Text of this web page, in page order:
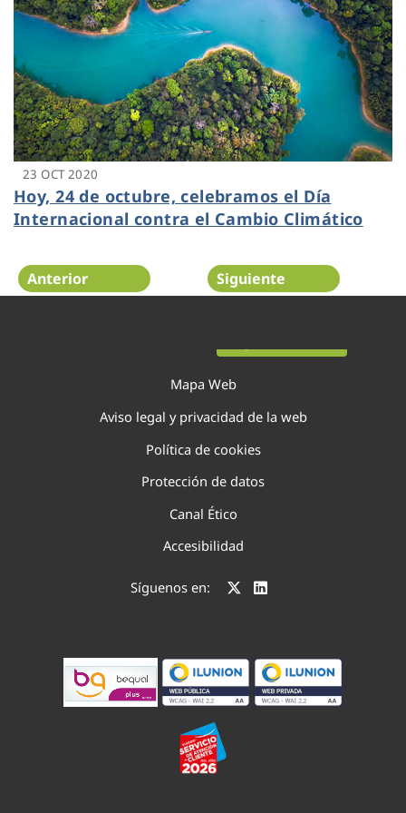
23 OCT 2020
Hoy, 24 de octubre, celebramos el Día
Internacional contra el Cambio Climático
Anterior Siguiente
Mapa Web
Aviso legal y privacidad de la web
Política de cookies
Protección de datos
Canal Ético
Accesibilidad
Síguenos en: